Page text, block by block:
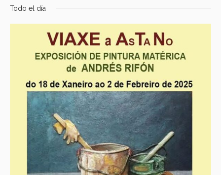
en
24
enero,
de
Eventos
la
Todo el día